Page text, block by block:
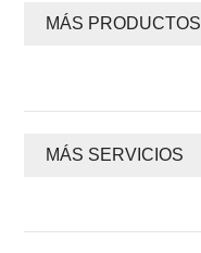
MÁS PRODUCTOS
MÁS SERVICIOS